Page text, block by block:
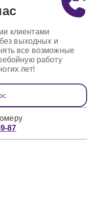
клиентами
выходных и
все возможные
работу
лет!
87